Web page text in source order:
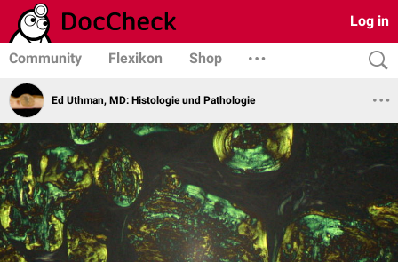
Log in
Community Flexikon Shop
Ed Uthman, MD: Histologie und Pathologie